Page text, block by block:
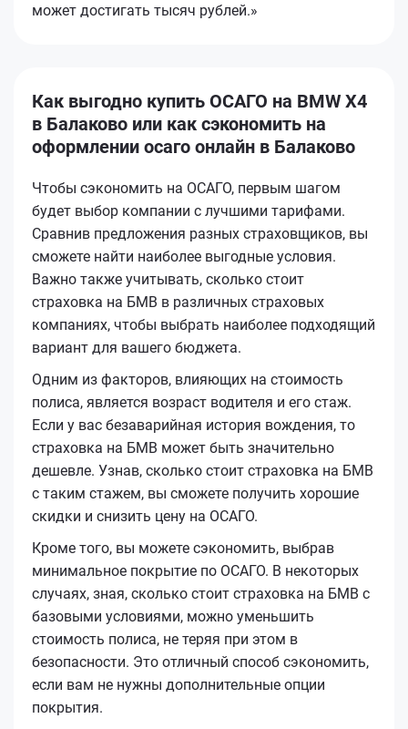
может достигать тысяч рублей.»
Как выгодно купить ОСАГО на BMW X4
в Балаково или как сэкономить на
оформлении осаго онлайн в Балаково
Чтобы сэкономить на ОСАГО, первым шагом
будет выбор компании с лучшими тарифами.
Сравнив предложения разных страховщиков, вы
сможете найти наиболее выгодные условия.
Важно также учитывать, сколько стоит
страховка на БМВ в различных страховых
компаниях, чтобы выбрать наиболее подходящий
вариант для вашего бюджета.
Одним из факторов, влияющих на стоимость
полиса, является возраст водителя и его стаж.
Если у вас безаварийная история вождения, то
страховка на БМВ может быть значительно
дешевле. Узнав, сколько стоит страховка на БМВ
с таким стажем, вы сможете получить хорошие
скидки и снизить цену на ОСАГО.
Кроме того, вы можете сэкономить, выбрав
минимальное покрытие по ОСАГО. В некоторых
случаях, зная, сколько стоит страховка на БМВ с
базовыми условиями, можно уменьшить
стоимость полиса, не теряя при этом в
безопасности. Это отличный способ сэкономить,
если вам не нужны дополнительные опции
покрытия.